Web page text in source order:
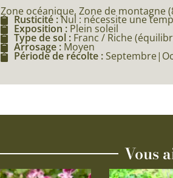
Zone océanique, Zone de montagne
Rusticité :Nul : nécessite une
Exposition : Plein soleil
Type de sol : Franc / Riche
Arrosage : Moyen
Période de récolte :
Vous